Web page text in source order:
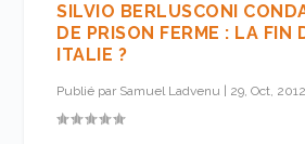
SILVIO BERLUSCONI
DE PRISON FERME : LA FIN
ITALIE ?
Publié par Samuel Ladvenu 29, Oct, 2012